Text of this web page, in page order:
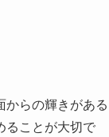
らの輝きがある
ることが大切で